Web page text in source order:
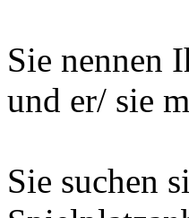
Sie nennen
und er/ sie
Sie suchen